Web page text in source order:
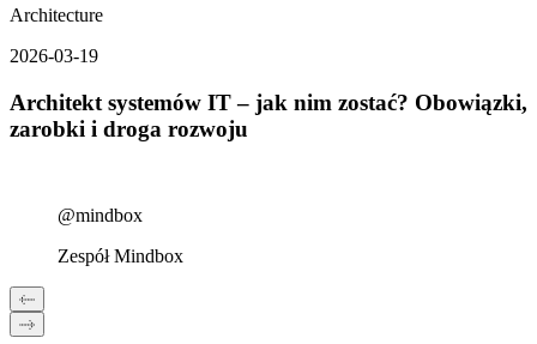
Architecture
2026-03-19
Architekt systemów IT – jak nim zostać? Obowiązki,
zarobki i droga rozwoju
@mindbox
Zespół Mindbox